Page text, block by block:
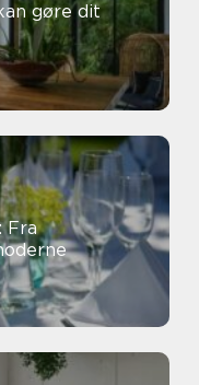
gøre dit
Fra